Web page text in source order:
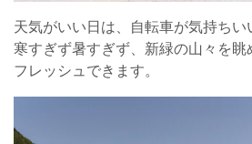
天気がいい日は、自転車が気持ちい
寒すぎず暑すぎず、新緑の山々を眺
フレッシュできます。